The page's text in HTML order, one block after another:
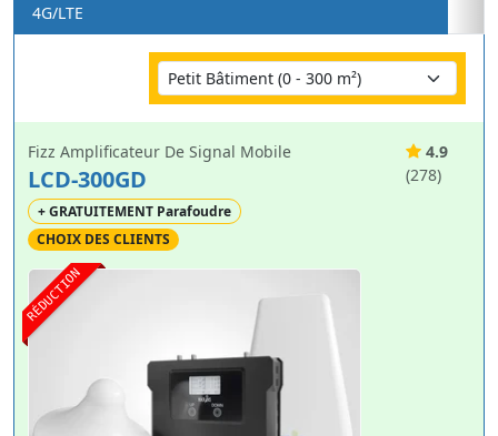
4G/LTE
RÉDUCTION
Fizz Amplificateur De Signal Mobile
LCD-300GD
+ GRATUITEMENT Parafoudre
CHOIX DES CLIENTS
4.9
(278)